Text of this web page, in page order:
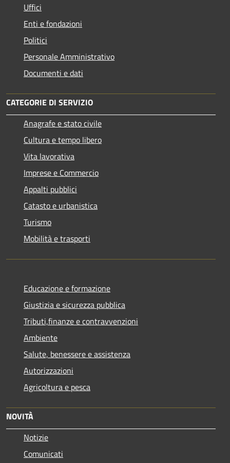
Uffici
Enti e fondazioni
Politici
Personale Amministrativo
Documenti e dati
CATEGORIE DI SERVIZIO
Anagrafe e stato civile
Cultura e tempo libero
Vita lavorativa
Imprese e Commercio
Appalti pubblici
Catasto e urbanistica
Turismo
Mobilità e trasporti
Educazione e formazione
Giustizia e sicurezza pubblica
Tributi,finanze e contravvenzioni
Ambiente
Salute, benessere e assistenza
Autorizzazioni
Agricoltura e pesca
NOVITÀ
Notizie
Comunicati